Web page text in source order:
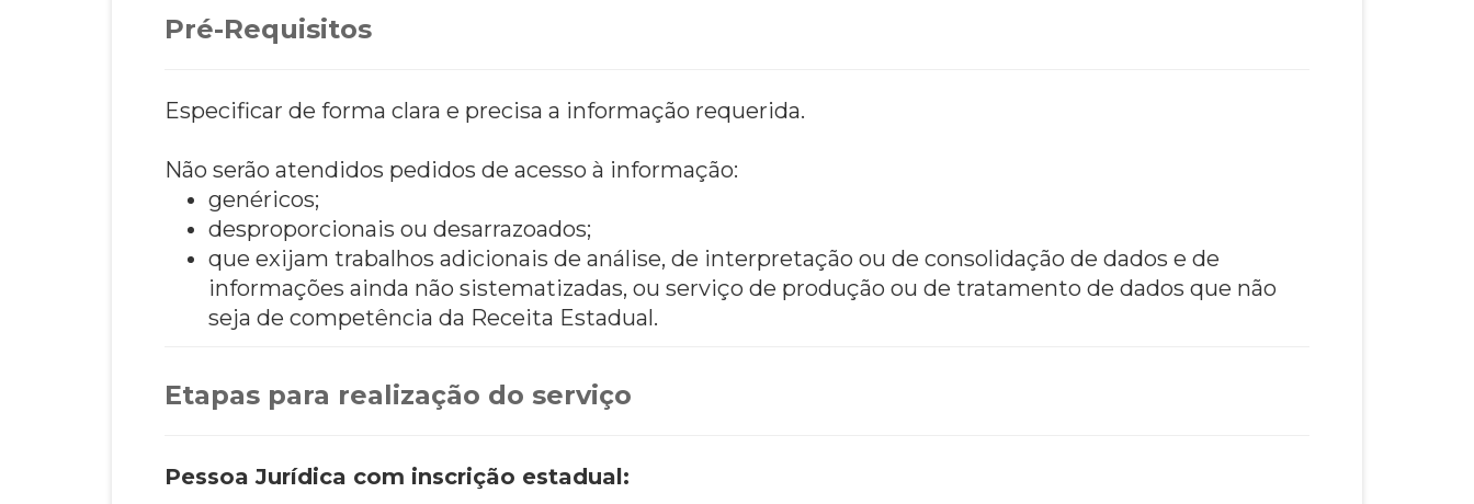
Pré-Requisitos
Especificar de forma clara e precisa a informação requerida.
Não serão atendidos pedidos de acesso à informação:
genéricos;
desproporcionais ou desarrazoados;
que exijam trabalhos adicionais de análise, de interpretação ou de consolidação de dados e de
informações ainda não sistematizadas, ou serviço de produção ou de tratamento de dados que não
seja de competência da Receita Estadual.
Etapas para realização do serviço
Pessoa Jurídica com inscrição estadual: